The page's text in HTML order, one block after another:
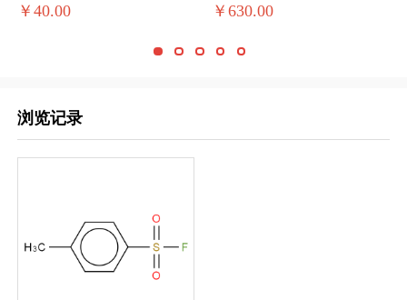
￥40.00
￥630.00
浏览记录